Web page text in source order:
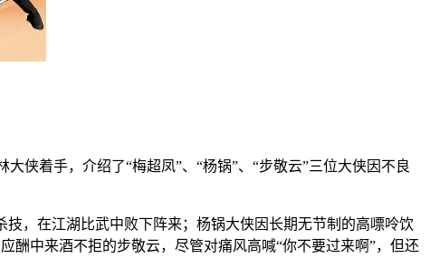
侠着手，介绍了“梅超凤”、“杨锅”、“步敬云”三位大侠因不良
，在江湖比武中败下阵来；杨锅大侠因长期无节制的高嘌呤饮
酬中来酒不拒的步敬云，尽管对痛风高喊“你不要过来啊”，但还